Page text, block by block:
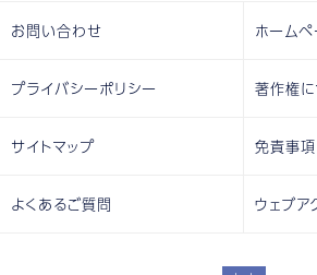
お問い合わせ ホーム
プライバシーポリシー 著作権
サイトマップ 免責事項
よくあるご質問 ウェブア